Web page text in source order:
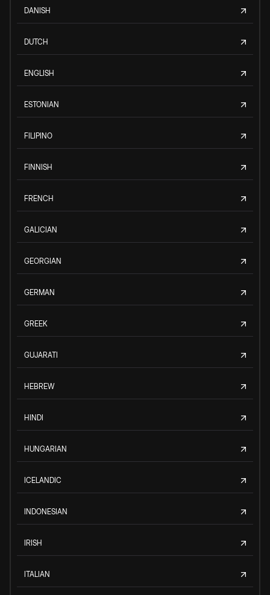
DANISH
DUTCH
ENGLISH
ESTONIAN
FILIPINO
FINNISH
FRENCH
GALICIAN
GEORGIAN
GERMAN
GREEK
GUJARATI
HEBREW
HINDI
HUNGARIAN
ICELANDIC
INDONESIAN
IRISH
ITALIAN